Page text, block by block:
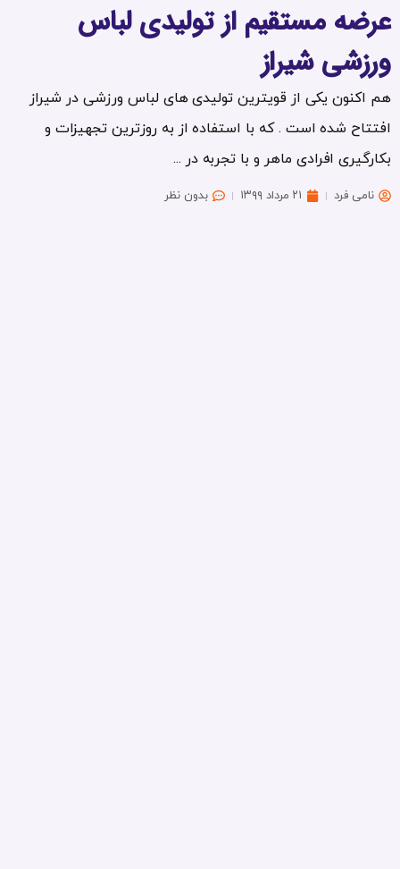
عرضه مستقیم از تولیدی لباس
ورزشی شیراز
هم اکنون یکی از قویترین تولیدی های لباس ورزشی در شیراز
افتتاح شده است . که با استفاده از به روزترین تجهیزات و
بکارگیری افرادی ماهر و با تجربه در ...
نامی فرد ۲۱ مرداد ۱۳۹۹ بدون نظر